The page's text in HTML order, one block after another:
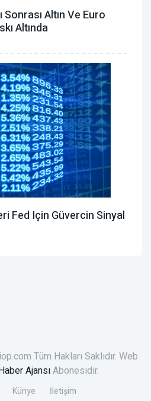
Sonrası Altın Ve Euro
Altında
Fed Için Güvercin Sinyal
Tüm Hakları Saklıdır. Web
AjansıAbonesidir.
Künye İletişim